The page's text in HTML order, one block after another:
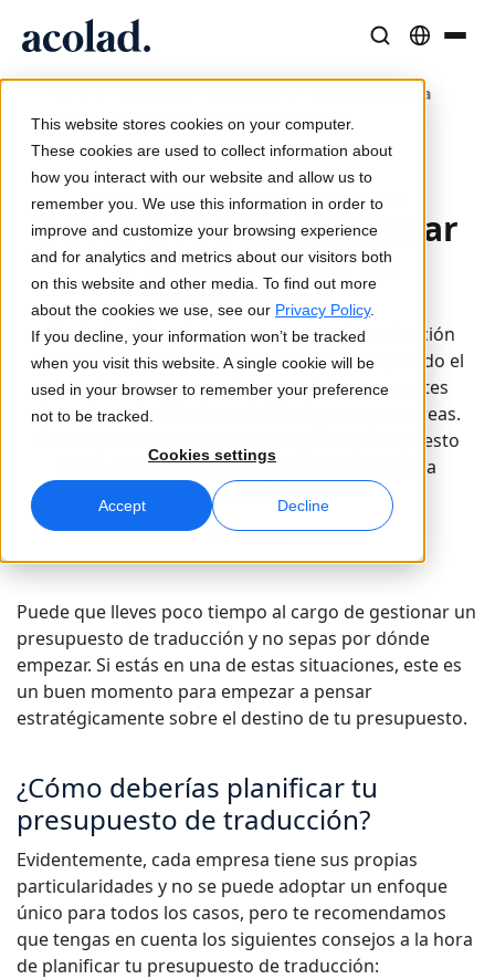
This website stores cookies on your computer.
These cookies are used to collect information about
how you interact with our website and allow us to
remember you. We use this information in order to
improve and customize your browsing experience
and for analytics and metrics about our visitors both
on this website and other media. To find out more
about the cookies we use, see our Privacy Policy.
If you decline, your information won’t be tracked
when you visit this website. A single cookie will be
used in your browser to remember your preference
not to be tracked.
Cookies settings
Accept Decline
Traducción
Velocidad de IA, precisión humana
Interpretación
Comunicación fluida, en cualquier lugar
Medios y Entretenimiento
Lleva historias a cada pantalla
Consultoría y Externalización
Transcripción
Convierta audio en acción
Todas las soluciones
Soluciones por Industria
Ciencias de la Vida
Lia Translate
Traducciones instantáneas alineadas con tu marca
Conectividad
Integración de flujos de trabajo simplificada
Interpretación por IA
Traducción de voz en tiempo real
Garantía de calidad
Servicios de datos de IA
Potencia la IA con datos de calidad
Conoce a Lia
Traducción de IA rápida, inteligente y escalable
Casos de éxito
Resultados reales de nuestros clientes
Artículos
Opiniones expertas sobre contenido global
Ebooks
Guías y estrategias detalladas
Webinars a demanda
Dominar la traducción con IA para marcas
Consejos para maximizar eficiencia, escala y calidad
Sobre Acolad
Sostenibilidad
Partners
Noticias
Construye tu futuro con nosotros
Forma parte de nuestra red global
5 consejos para
planificar tu presupuesto de traducción
Actualizado el 28 de octubre de 2024
5 consejos para planificar
tu presupuesto de
traducción
¿Estás planificando tu presupuesto de traducción
para el año que viene? Puede que ya haya pasado el
periodo de presupuestos, pero tal vez necesites
ajustarlo o decidir cómo dividir el gasto por tareas.
Puede que no tengas que entregar el presupuesto
hasta primavera, pero tengas que empezar a
pensar en él ahora.
Puede que lleves poco tiempo al cargo de gestionar un
presupuesto de traducción y no sepas por dónde
empezar. Si estás en una de estas situaciones, este es
un buen momento para empezar a pensar
estratégicamente sobre el destino de tu presupuesto.
¿Cómo deberías planificar tu
presupuesto de traducción?
Evidentemente, cada empresa tiene sus propias
particularidades y no se puede adoptar un enfoque
único para todos los casos, pero te recomendamos
que tengas en cuenta los siguientes consejos a la hora
de planificar tu presupuesto de traducción: